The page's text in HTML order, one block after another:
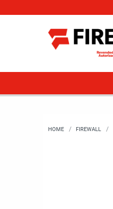
HOME FIREWALL